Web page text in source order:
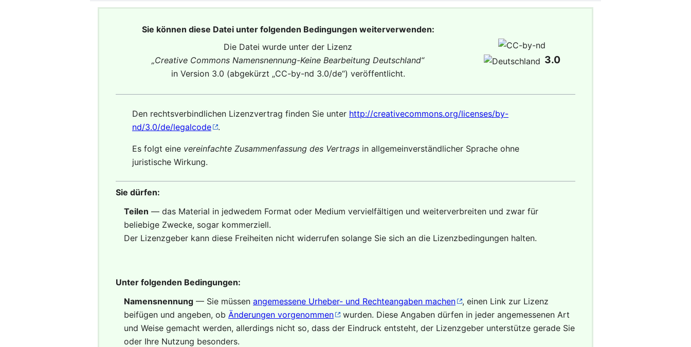
Sie können diese Datei unter folgenden Bedingungen weiterverwenden:
Die Datei wurde unter der Lizenz
„Creative Commons Namensnennung-Keine Bearbeitung Deutschland“
in Version 3.0 (abgekürzt „CC-by-nd 3.0/de“) veröffentlicht.
3.0
Den rechtsverbindlichen Lizenzvertrag finden Sie unter http://creativecommons.org/licenses/by-
nd/3.0/de/legalcode
.
Es folgt eine vereinfachte Zusammenfassung des Vertrags in allgemeinverständlicher Sprache ohne
juristische Wirkung.
Sie dürfen:
Teilen — das Material in jedwedem Format oder Medium vervielfältigen und weiterverbreiten und zwar für
beliebige Zwecke, sogar kommerziell.
Der Lizenzgeber kann diese Freiheiten nicht widerrufen solange Sie sich an die Lizenzbedingungen halten.
Unter folgenden Bedingungen:
Namensnennung — Sie müssenangemessene Urheber- und Rechteangaben machen
, einen Link zur Lizenz
beifügen und angeben, ob Änderungen vorgenommen
wurden. Diese Angaben dürfen in jeder angemessenen Art
und Weise gemacht werden, allerdings nicht so, dass der Eindruck entsteht, der Lizenzgeber unterstütze gerade Sie
oder Ihre Nutzung besonders.